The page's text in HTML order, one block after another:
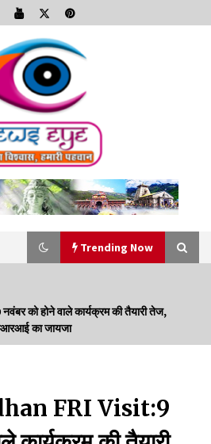
Trending Now
Rights Day : विश्व अल्पसंख्यक अधिकार दिवस
हुए सीएम,आधुनिक मदरसों का नाम अब्दुल कलाम के नाम
Of The Day 7 September
7, 2023
को होने वाले कार्यक्रम की तैयारी तेज,
का जायजा
FRI Visit:9